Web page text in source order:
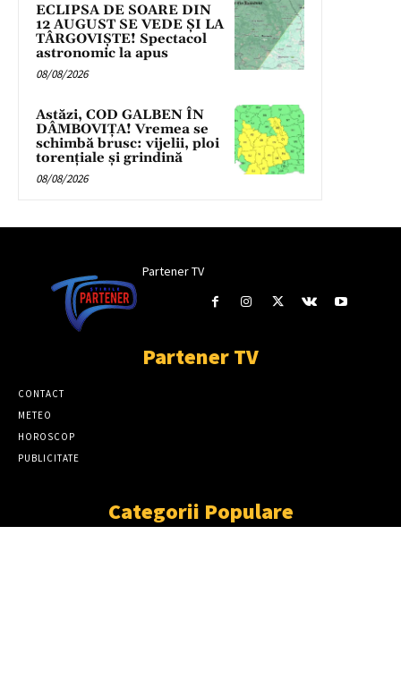
ECLIPSA DE SOARE DIN
12 AUGUST SE VEDE ȘI LA
TÂRGOVIȘTE! Spectacol
astronomic la apus
08/08/2026
Astăzi, COD GALBEN ÎN
DÂMBOVIȚA! Vremea se
schimbă brusc: vijelii, ploi
torențiale și grindină
08/08/2026
Partener TV
Partener TV
CONTACT
METEO
HOROSCOP
PUBLICITATE
Categorii Populare